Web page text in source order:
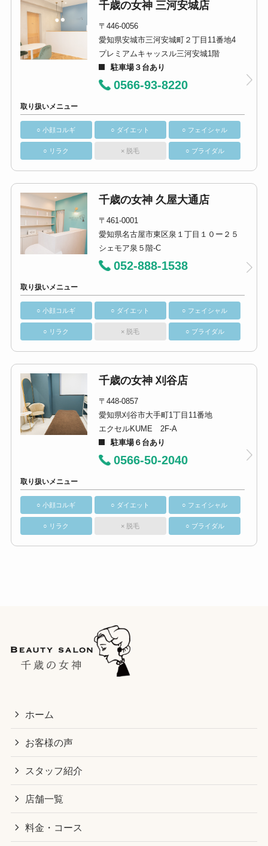
千歳の女神 三河安城店
〒446-0056
愛知県安城市三河安城町２丁目11番地4
プレミアムキャッスル三河安城1階
駐車場３台あり
0566-93-8220
取り扱いメニュー
○ 小顔コルギ ○ ダイエット ○ フェイシャル
○ リラク × 脱毛 ○ ブライダル
千歳の女神 久屋大通店
〒461-0001
愛知県名古屋市東区泉１丁目１０ー２５
シェモア泉５階-C
052-888-1538
取り扱いメニュー
○ 小顔コルギ ○ ダイエット ○ フェイシャル
○ リラク × 脱毛 ○ ブライダル
千歳の女神 刈谷店
〒448-0857
愛知県刈谷市大手町1丁目11番地
エクセルKUME 2F-A
駐車場６台あり
0566-50-2040
取り扱いメニュー
○ 小顔コルギ ○ ダイエット ○ フェイシャル
○ リラク × 脱毛 ○ ブライダル
ホーム
お客様の声
スタッフ紹介
店舗一覧
料金・コース